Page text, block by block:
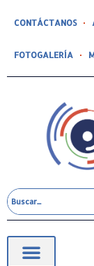
CONTÁCTANOS
FOTOGALERÍA